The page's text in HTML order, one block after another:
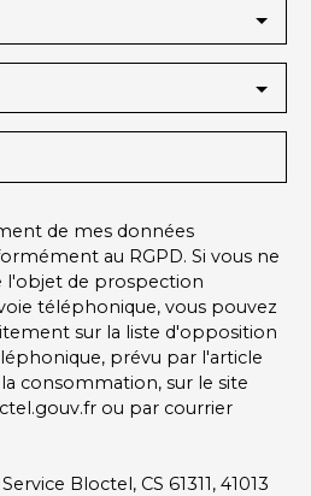
de mes données
au RGPD. Si vous ne
l'objet de prospection
téléphonique, vous pouvez
sur la liste d'opposition
prévu par l'article
la consommation, sur le site
ou par courrier
Bloctel, CS 61311, 41013